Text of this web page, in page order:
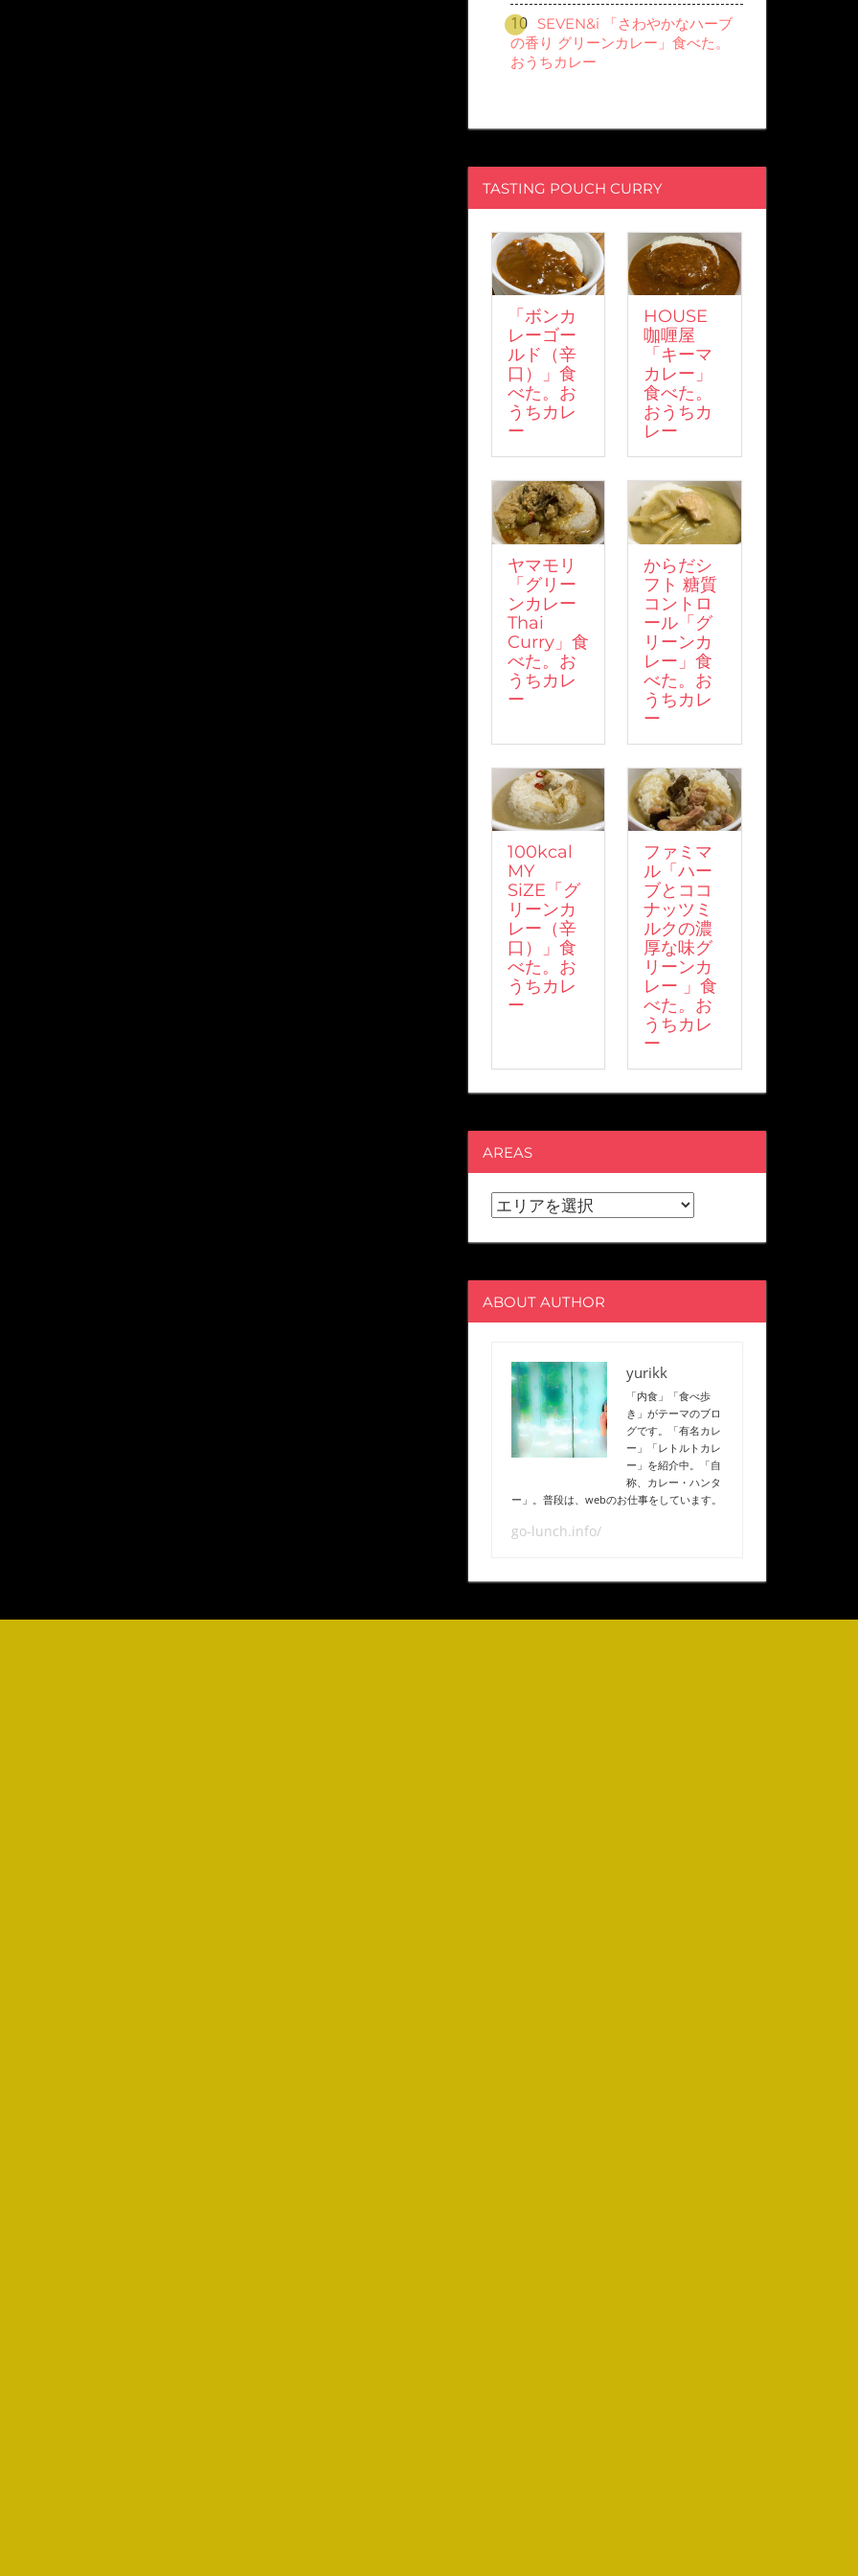
SEVEN&i 「さわやかなハーブ
の香り グリーンカレー」食べた。
おうちカレー
TASTING POUCH CURRY
「ボンカ
レーゴー
ルド（辛
口）」食
べた。お
うちカレ
ー
HOUSE
咖喱屋
「キーマ
カレー」
食べた。
おうちカ
レー
ヤマモリ
「グリー
ンカレー
Thai
Curry」食
べた。お
うちカレ
ー
からだシ
フト 糖質
コントロ
ール「グ
リーンカ
レー」食
べた。お
うちカレ
ー
100kcal
MY
SiZE「グ
リーンカ
レー（辛
口）」食
べた。お
うちカレ
ー
ファミマ
ル「ハー
ブとココ
ナッツミ
ルクの濃
厚な味グ
リーンカ
レー 」食
べた。お
うちカレ
ー
AREAS
ABOUT AUTHOR
yurikk
「内食」「食べ歩
き」がテーマのブロ
グです。「有名カレ
ー」「レトルトカレ
ー」を紹介中。「自
称、カレー・ハンタ
ー」。普段は、webのお仕事をしています。
go-lunch.info/